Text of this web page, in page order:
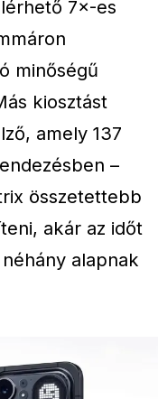
7×-es
minőségű
kiosztást
amely 137
–
összetettebb
akár az időt
alapnak